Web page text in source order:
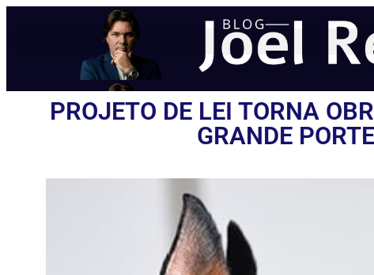
PROJETO DE LEI TORNA
GRANDE